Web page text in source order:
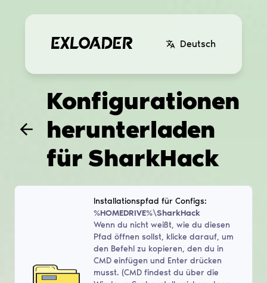
Deutsch
Konfigurationen
herunterladen
für SharkHack
Installationspfad für Configs:
%HOMEDRIVE%\SharkHack
Wenn du nicht weißt, wie du diesen
Pfad öffnen sollst, klicke darauf, um
den Befehl zu kopieren, den du in
CMD einfügen und Enter drücken
musst. (CMD findest du über die